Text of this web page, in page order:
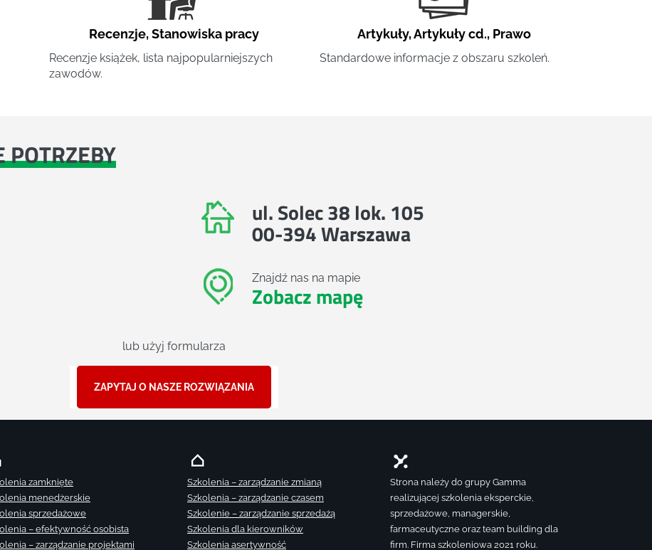
Recenzje,Stanowiska pracy
Recenzje książek, lista najpopularniejszych
zawodów.
Artykuły,Artykuły cd., Prawo
Standardowe informacje z obszaru szkoleń.
POTRZEBY
ul. Solec 38 lok. 105
00-394 Warszawa
Znajdź nas na mapie
Zobacz mapę
lub użyj formularza
ZAPYTAJ O NASZE ROZWIĄZANIA
zamknięte
menedżerskie
sprzedażowe
– efektywność osobista
– zarządzanie projektami
Szkolenia – zarządzanie zmianą
Szkolenia – zarządzanie czasem
Szkolenie – zarządzanie sprzedażą
Szkolenia dla kierowników
Szkolenia asertywność
Strona należy do grupy Gamma
realizującej szkolenia eksperckie,
sprzedażowe, managerskie,
farmaceutyczne oraz team building dla
firm. Firma szkoleniowa 2021 roku.